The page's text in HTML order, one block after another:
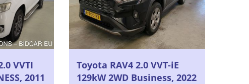
VVTI
2011
Toyota RAV4 2.0 VVT-iE
129kW 2WD Business, 2022